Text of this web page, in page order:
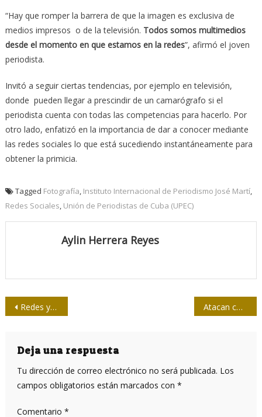
“Hay que romper la barrera de que la imagen es exclusiva de
medios impresos o de la televisión. Todos somos multimedios
desde el momento en que estamos en la redes”, afirmó el joven
periodista.
Invitó a seguir ciertas tendencias, por ejemplo en televisión,
donde pueden llegar a prescindir de un camarógrafo si el
periodista cuenta con todas las competencias para hacerlo. Por
otro lado, enfatizó en la importancia de dar a conocer mediante
las redes sociales lo que está sucediendo instantáneamente para
obtener la primicia.
Tagged Fotografía Instituto Internacional de Periodismo José Martí,
Redes Sociales Unión de Periodistas de Cuba (UPEC)
Aylin Herrera Reyes
Navegación
entradas
Redes y comunicación política en estado de descontrol Atacan con lanzagranadas a canal de televisión en Ucrania
Deja una respuesta
Tu dirección de correo electrónico no será publicada. Los
campos obligatorios están marcados con *
Comentario *